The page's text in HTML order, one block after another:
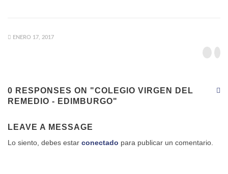
ENERO 17, 2017
0 RESPONSES ON "COLEGIO VIRGEN DEL
REMEDIO - EDIMBURGO"
LEAVE A MESSAGE
Lo siento, debes estar conectado para publicar un comentario.